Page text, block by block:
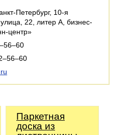
Петербург, 10-я
22, литер А, бизнес-
центр»
Паркетная
доска из